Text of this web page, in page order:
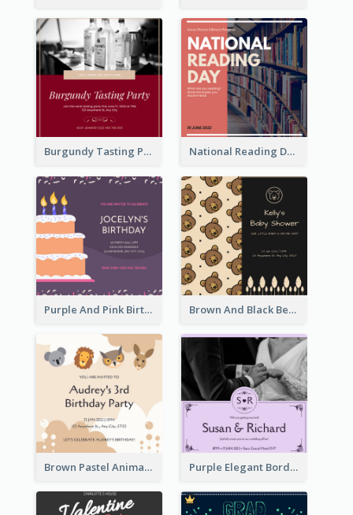
Burgundy Tasting Party Invitation National Reading Day Invitation
Purple And Pink Birthday Cake Illustration Party Invitation Brown And Black Bear Cartoon Baby Shower Invitation
Brown Pastel Animals Cartoon Baby Birthday Invitation Purple Elegant Border With Photo Wedding Invitation